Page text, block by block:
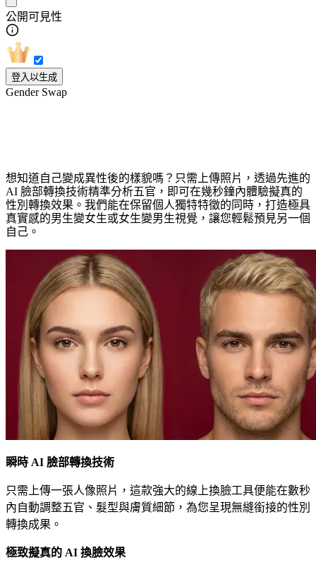
公開可見性
登入以生成
Gender Swap
想知道自己變成異性後的樣貌嗎？只需上傳照片，透過先進的
AI 臉部轉換技術精準分析五官，即可在幾秒鐘內體驗擬真的
性別轉換效果。我們能在保留個人獨特特徵的同時，打造極具
真實感的男生變女生或女生變男生視覺，讓您輕鬆預見另一個
自己。
瞬時 AI 臉部轉換技術
只需上傳一張人像照片，這款強大的線上換臉工具便能在數秒
內自動調整五官、髮型與膚質細節，為您呈現無縫銜接的性別
轉換成果。
極致擬真的 AI 換臉效果